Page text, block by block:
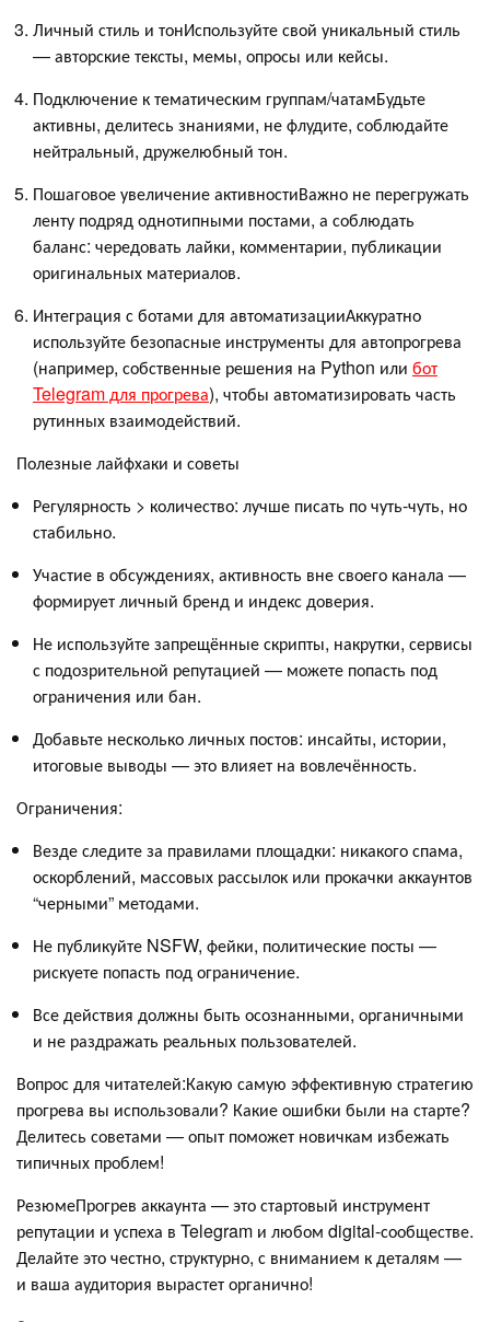
Личный стиль и тонИспользуйте свой уникальный стиль
— авторские тексты, мемы, опросы или кейсы.
Подключение к тематическим группам/чатамБудьте
активны, делитесь знаниями, не флудите, соблюдайте
нейтральный, дружелюбный тон.
Пошаговое увеличение активностиВажно не перегружать
ленту подряд однотипными постами, а соблюдать
баланс: чередовать лайки, комментарии, публикации
оригинальных материалов.
Интеграция с ботами для автоматизацииАккуратно
используйте безопасные инструменты для автопрогрева
(например, собственные решения на Python или бот
Telegram для прогрева), чтобы автоматизировать часть
рутинных взаимодействий.
Полезные лайфхаки и советы
Регулярность > количество: лучше писать по чуть-чуть, но
стабильно.
Участие в обсуждениях, активность вне своего канала —
формирует личный бренд и индекс доверия.
Не используйте запрещённые скрипты, накрутки, сервисы
с подозрительной репутацией — можете попасть под
ограничения или бан.
Добавьте несколько личных постов: инсайты, истории,
итоговые выводы — это влияет на вовлечённость.
Ограничения:
Везде следите за правилами площадки: никакого спама,
оскорблений, массовых рассылок или прокачки аккаунтов
“черными” методами.
Не публикуйте NSFW, фейки, политические посты —
рискуете попасть под ограничение.
Все действия должны быть осознанными, органичными
и не раздражать реальных пользователей.
Вопрос для читателей:Какую самую эффективную стратегию
прогрева вы использовали? Какие ошибки были на старте?
Делитесь советами — опыт поможет новичкам избежать
типичных проблем!
РезюмеПрогрев аккаунта — это стартовый инструмент
репутации и успеха в Telegram и любом digital-сообществе.
Делайте это честно, структурно, с вниманием к деталям —
и ваша аудитория вырастет органично!